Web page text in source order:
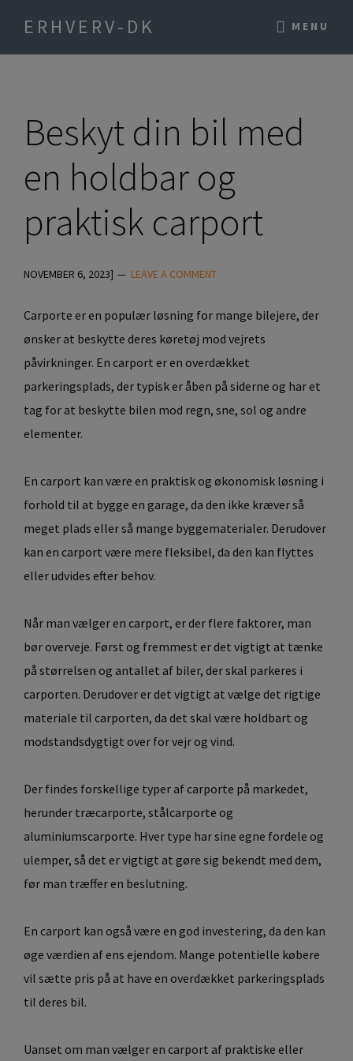
main
primary
ERHVERV-DK MENU
Beskyt din bil med
en holdbar og
praktisk carport
NOVEMBER 6, 2023] LEAVE A COMMENT
Carporte er en populær løsning for mange bilejere, der
ønsker at beskytte deres køretøj mod vejrets
påvirkninger. En carport er en overdækket
parkeringsplads, der typisk er åben på siderne og har et
tag for at beskytte bilen mod regn, sne, sol og andre
elementer.
En carport kan være en praktisk og økonomisk løsning i
forhold til at bygge en garage, da den ikke kræver så
meget plads eller så mange byggematerialer. Derudover
kan en carport være mere fleksibel, da den kan flyttes
eller udvides efter behov.
Når man vælger en carport, er der flere faktorer, man
bør overveje. Først og fremmest er det vigtigt at tænke
på størrelsen og antallet af biler, der skal parkeres i
carporten. Derudover er det vigtigt at vælge det rigtige
materiale til carporten, da det skal være holdbart og
modstandsdygtigt over for vejr og vind.
Der findes forskellige typer af carporte på markedet,
herunder træcarporte, stålcarporte og
aluminiumscarporte. Hver type har sine egne fordele og
ulemper, så det er vigtigt at gøre sig bekendt med dem,
før man træffer en beslutning.
En carport kan også være en god investering, da den kan
øge værdien af ens ejendom. Mange potentielle købere
vil sætte pris på at have en overdækket parkeringsplads
til deres bil.
Uanset om man vælger en carport af praktiske eller